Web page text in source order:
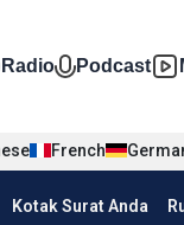
phương
Radio Podcast
French
Indo
Kotak Surat Anda